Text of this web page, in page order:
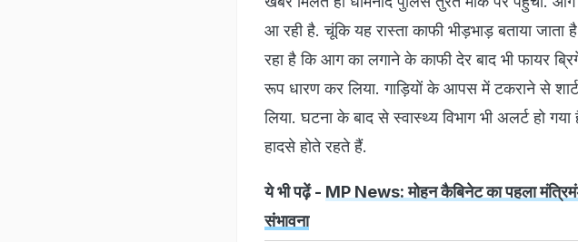
आ रही है. चूंकि यह रास्ता काफी भीड़भाड़ बताया
रहा है कि आग का लगाने के काफी देर बाद भी फायर
रूप धारण कर लिया. गाड़ियों के आपस में टकराने से
लिया. घटना के बाद से स्वास्थ्य विभाग भी अलर्ट हो
हादसे होते रहते हैं.
ये भी पढ़ें - MP News: मोहन कैबिनेट का पहला
संभावना